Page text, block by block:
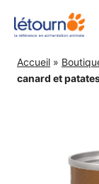
Accueil »
canard et